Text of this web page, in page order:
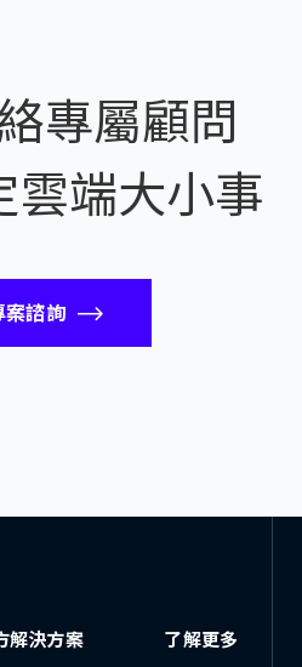
專屬顧問
雲端大小事
案諮詢
解決方案 了解更多